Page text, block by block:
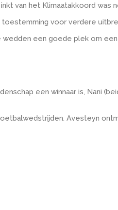
van het Klimaatakkoord was
toestemming voor verdere
wedden een goede plek om
een winnaar is, Nani
Avesteyn